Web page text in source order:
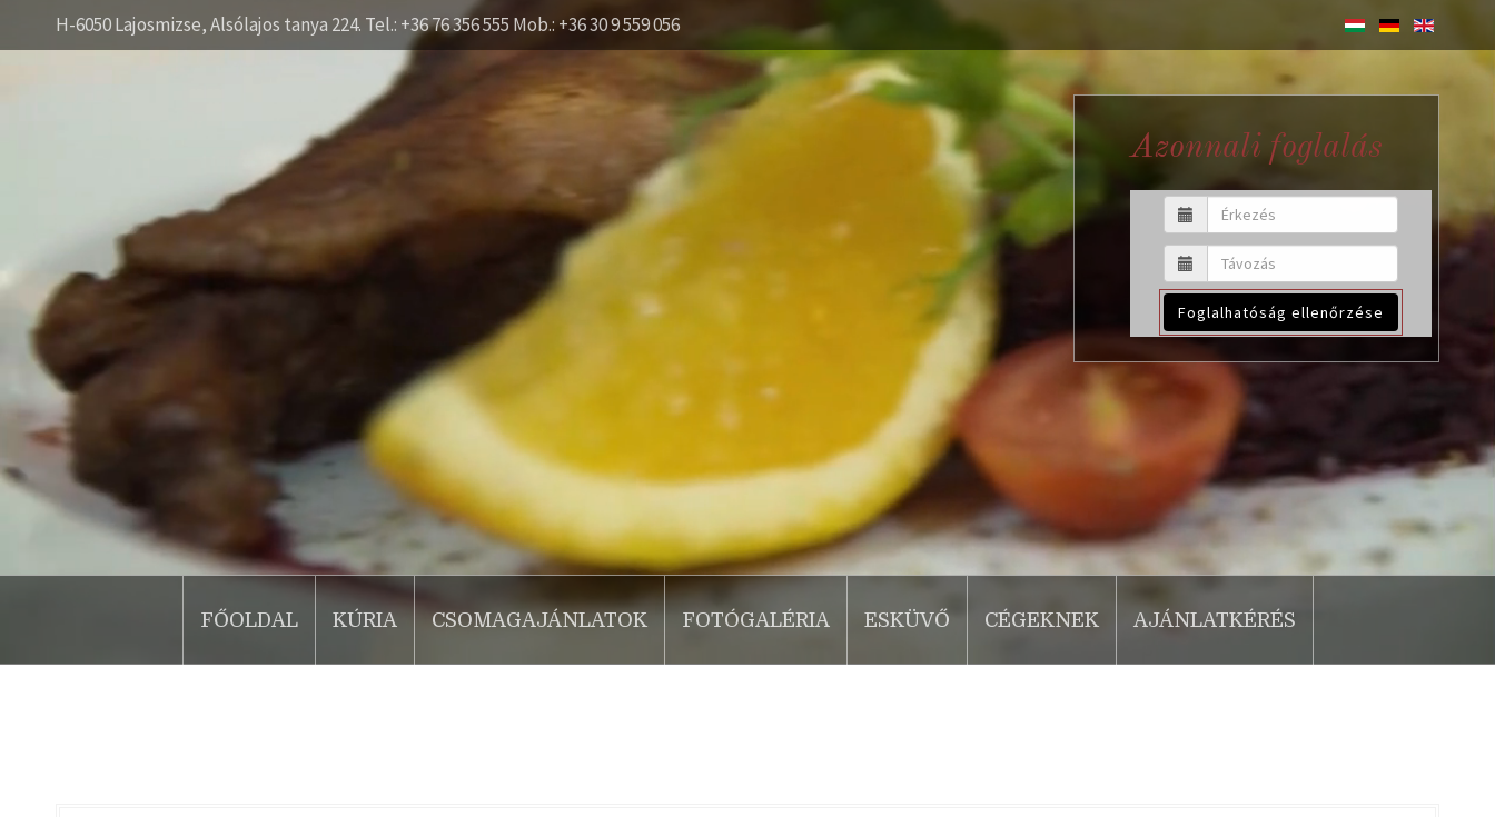
H-6050 Lajosmizse, Alsólajos tanya 224. Tel.: +36 76 356 555 Mob.: +36 30 9 559 056
Azonnali foglalás
Foglalhatóság ellenőrzése
FŐOLDAL KÚRIA CSOMAGAJÁNLATOK FOTÓGALÉRIA ESKÜVŐ CÉGEKNEK AJÁNLATKÉRÉS